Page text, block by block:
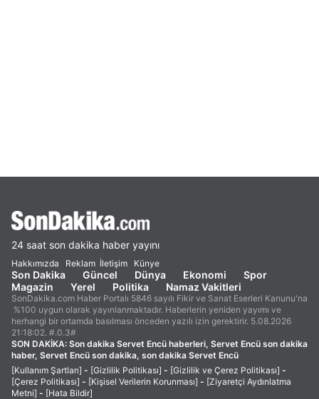
24 saat son dakika haber yayını
Hakkımızda Reklam İletişim Künye
Son Dakika Güncel Dünya Ekonomi
Spor
Magazin
Yerel Politika Namaz Vakitleri
SonDakika.com Haber Portalı 5846 sayılı Fikir ve Sanat Eserleri Kanunu'na
%100 uygun olarak yayınlanmaktadır. Haberlerin yeniden yayımı ve
herhangi bir ortamda basılması önceden yazılı izin gerektirir. 5.08.2026
21:18:02. #.0.3#
SON DAKİKA: Son dakika Servet Encü haberleri, Servet Encü son dakika
haber, Servet Encü son dakika, son dakika Servet Encü
[Kullanım Şartları] - [Gizlilik Politikası] - [Gizlilik ve Çerez Politikası] -
[Çerez Politikası] - [Kişisel Verilerin Korunması] - [Ziyaretçi Aydınlatma
Metni] - [Hata Bildir]